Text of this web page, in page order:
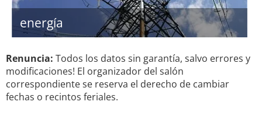
energía
Renuncia: Todos los datos sin garantía, salvo errores y
modificaciones! El organizador del salón
correspondiente se reserva el derecho de cambiar
fechas o recintos feriales.